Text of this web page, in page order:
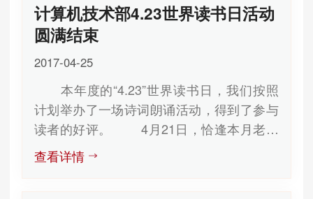
识也是非常的高兴，同时鼓励我们继续开展
关爱老人的公益活动，我们也表示能够为老
的高兴。 海淀区图书馆
2016年6月3日
质资源，精心打造的信息化知识产品和服务
等多种优势与力量整合起来，为广大读者提
读。 CNKI公共电子阅览室集中华优秀
传统文化、文学、艺术等知识精华为一体，
将中国文化成果展示给广大读者。精选了主
流畅销的优秀期刊和精品工具书，并按照读
者阅读习惯进行了科学分类，重点突出传统
文化内容，同时推出了国学、文化等热点主
计算机技术部4.23世界读书日活动
圆满结束
2017-04-25
本年度的“4.23”世界读书日，我们按照
计划举办了一场诗词朗诵活动，得到了参与
读者的好评。 4月21日，恰逢本月老年
智能手机学习班结业，我们组织老年读者以
及部分其他感兴趣的读者共同参加了本次读
查看详情